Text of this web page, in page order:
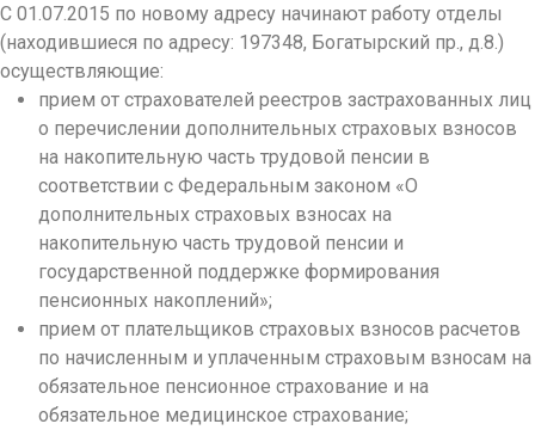
С 01.07.2015 по новому адресу начинают работу отделы
(находившиеся по адресу: 197348, Богатырский пр., д.8.)
осуществляющие:
прием от страхователей реестров застрахованных лиц
о перечислении дополнительных страховых взносов
на накопительную часть трудовой пенсии в
соответствии с Федеральным законом «О
дополнительных страховых взносах на
накопительную часть трудовой пенсии и
государственной поддержке формирования
пенсионных накоплений»;
прием от плательщиков страховых взносов расчетов
по начисленным и уплаченным страховым взносам на
обязательное пенсионное страхование и на
обязательное медицинское страхование;